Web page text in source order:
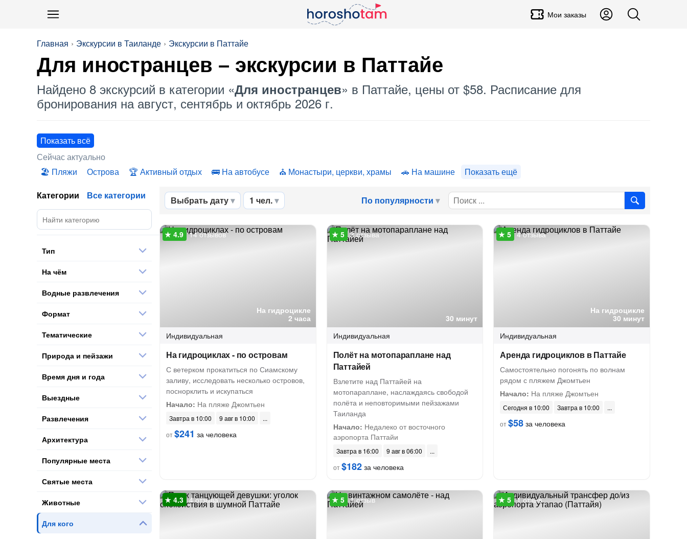
Мои заказы
Главная Экскурсии в Таиланде Экскурсии в Паттайе
Для иностранцев – экскурсии в Паттайе
Найдено 8 экскурсий в категории «Для иностранцев» в Паттайе, цены от $58. Расписание для
бронирования на август, сентябрь и октябрь 2026 г.
Показать всё
Сейчас актуально
Пляжи
Острова Активный отдых На автобусе Монастыри, церкви, храмы На машине Показать ещё
Выбрать дату 1 чел. По популярности
На гидроцикле
2 часа
14 отзывов
Индивидуальная
На гидроциклах - по островам
С ветерком прокатиться по Сиамскому
заливу, исследовать несколько островов,
поснорклить и искупаться
Начало: На пляже Джомтьен
Завтра в 10:00
9 авг в 10:00
от$241 за человека
30 минут
3 отзыва
Индивидуальная
Полёт на мотопараплане над
Паттайей
Взлетите над Паттайей на
мотопараплане, наслаждаясь свободой
полёта и неповторимыми пейзажами
Таиланда
Начало: Недалеко от восточного
аэропорта Паттайи
Завтра в 16:00
9 авг в 06:00
от$182за человека
На гидроцикле
30 минут
4 отзыва
Индивидуальная
Аренда гидроциклов в Паттайе
Самостоятельно погонять по волнам
рядом с пляжем Джомтьен
Начало: На пляже Джомтьен
Сегодня в 10:00
Завтра в 10:00
от$58 за человека
4 отзыва 1 отзыв 1 отзыв
Категории Все категории
Тип
На чём
Водные развлечения
Формат
Тематические
Природа и пейзажи
Время дня и года
Выездные
Развлечения
Архитектура
Популярные места
Святые места
Животные
Для кого